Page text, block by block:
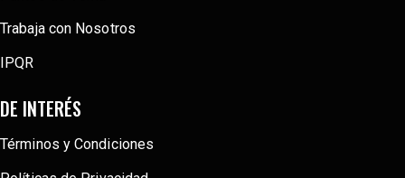
Trabaja con Nosotros
IPQR
DE INTERÉS
Términos y Condiciones